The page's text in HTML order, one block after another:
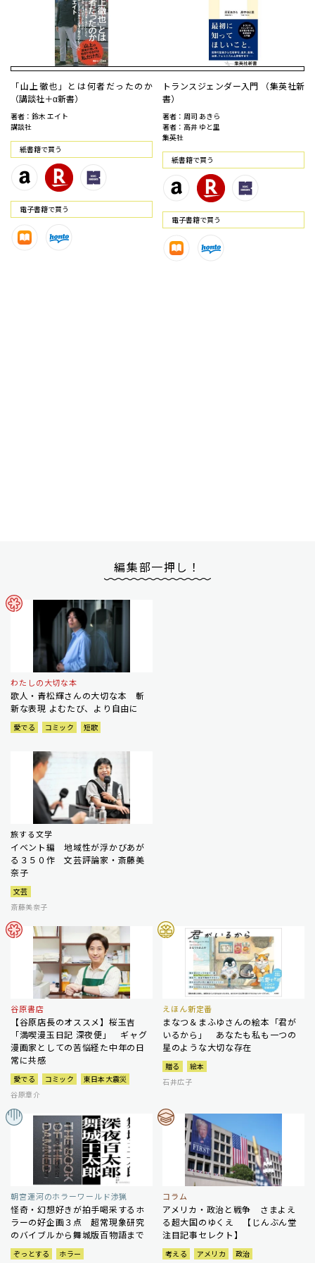
「山上徹也」とは何者だったのか
（講談社＋α新書）
著者：鈴木 エイト
講談社
紙書籍で買う
電⼦書籍で買う
トランスジェンダー入門 （集英社新
書）
著者：周司 あきら
著者：高井 ゆと里
集英社
紙書籍で買う
電⼦書籍で買う
編集部一押し！
わたしの大切な本
歌人・青松輝さんの大切な本 斬
新な表現 よむたび、より自由に
愛でる コミック 短歌
旅する文学
イベント編 地域性が浮かびあが
る３５０作 文芸評論家・斎藤美
奈子
文芸
斎藤美奈子
谷原書店
【谷原店長のオススメ】桜玉吉
「満喫漫玉日記 深夜便」 ギャグ
漫画家としての苦悩経た中年の日
常に共感
愛でる コミック
東日本大震災
谷原章介
えほん新定番
まなつ＆まふゆさんの絵本「君が
いるから」 あなたも私も一つの
星のような大切な存在
贈る
絵本
石井広子
朝宮運河のホラーワールド渉猟
怪奇・幻想好きが拍手喝采するホ
ラーの好企画３点 超常現象研究
のバイブルから舞城版百物語まで
ぞっとする
ホラー
コラム
アメリカ・政治と戦争 さまよえ
る超大国のゆくえ 【じんぶん堂
注目記事セレクト】
考える アメリカ
政治